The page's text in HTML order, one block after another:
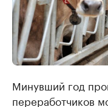
Минувший год
переработчиков